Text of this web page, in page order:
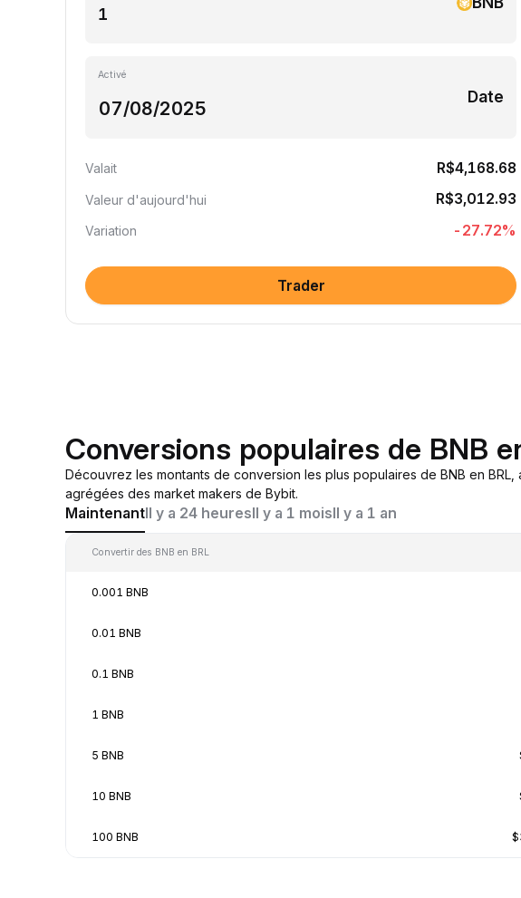
Activé
Date
Valait R$4,168.68
Valeur d'aujourd'hui R$3,012.93
Variation -27.72%
Trader
Conversions populaires de BNB
Découvrez les montants de conversion les plus populaires de BNB en
agrégées des market makers de Bybit.
MaintenantIl y a 24 heuresIl y a 1 moisIl y a 1 an
Convertir des BNB en BRL
0.001 BNB
0.01 BNB
0.1 BNB
1 BNB
5 BNB
10 BNB
100 BNB